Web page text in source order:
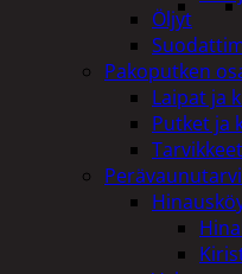
Öljyt
Pakoputken
Laipat ja
Putket ja
Tarvikkeet